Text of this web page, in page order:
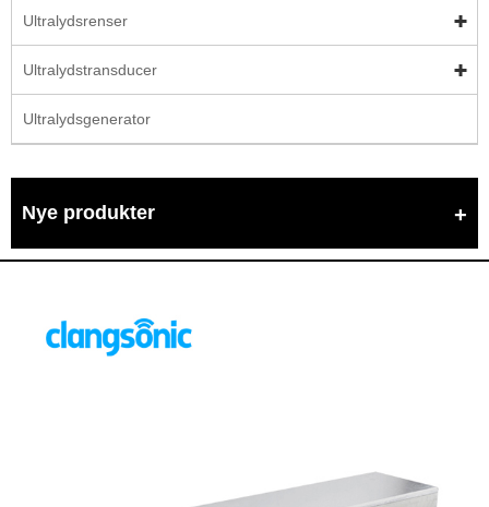
Ultralydsrenser
Ultralydstransducer
Ultralydsgenerator
Nye produkter